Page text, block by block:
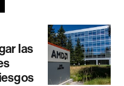
las